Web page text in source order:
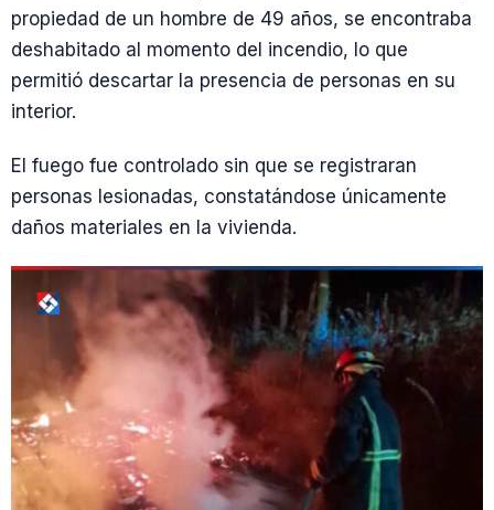
propiedad de un hombre de 49 años, se encontraba
deshabitado al momento del incendio, lo que
permitió descartar la presencia de personas en su
interior.
El fuego fue controlado sin que se registraran
personas lesionadas, constatándose únicamente
daños materiales en la vivienda.